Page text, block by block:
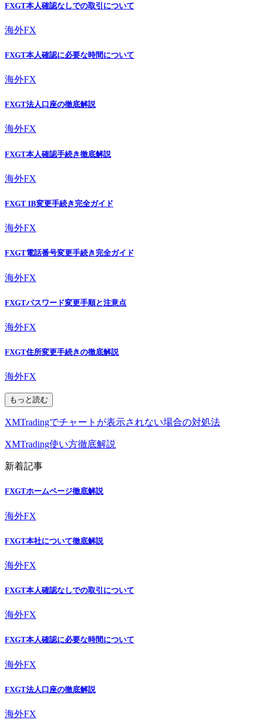
FXGT本人確認なしでの取引について
海外FX
FXGT本人確認に必要な時間について
海外FX
FXGT法人口座の徹底解説
海外FX
FXGT本人確認手続き徹底解説
海外FX
FXGT IB変更手続き完全ガイド
海外FX
FXGT電話番号変更手続き完全ガイド
海外FX
FXGTパスワード変更手順と注意点
海外FX
FXGT住所変更手続きの徹底解説
海外FX
もっと読む
XMTradingでチャートが表示されない場合の対処法
XMTrading使い方徹底解説
新着記事
FXGTホームページ徹底解説
海外FX
FXGT本社について徹底解説
海外FX
FXGT本人確認なしでの取引について
海外FX
FXGT本人確認に必要な時間について
海外FX
FXGT法人口座の徹底解説
海外FX